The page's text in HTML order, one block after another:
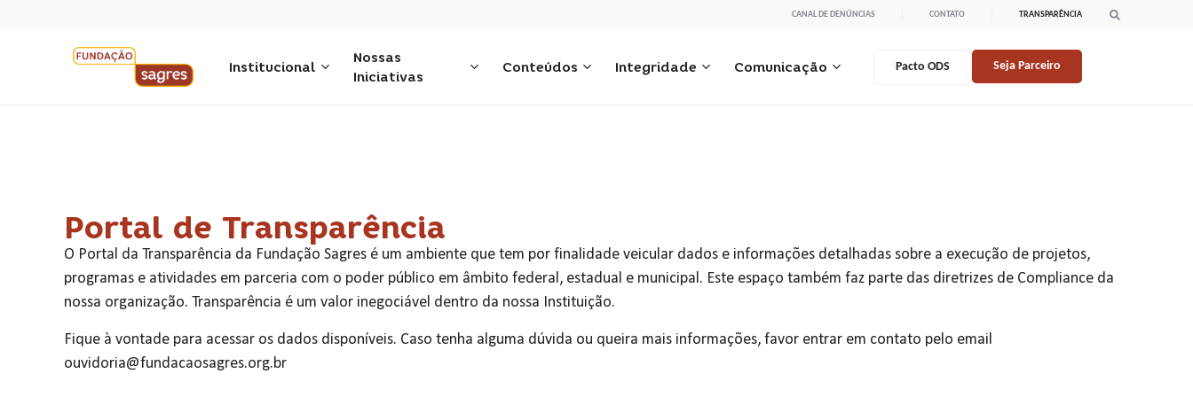
CANAL DE DENÚNCIAS CONTATO TRANSPARÊNCIA
Institucional
Nossas
Iniciativas
Conteúdos Integridade Comunicação Pacto ODS Seja Parceiro
Portal de Transparência
O Portal da Transparência da Fundação Sagres é um ambiente que tem por finalidade veicular dados e informações detalhadas sobre a execução de projetos,
programas e atividades em parceria com o poder público em âmbito federal, estadual e municipal. Este espaço também faz parte das diretrizes de Compliance da
nossa organização. Transparência é um valor inegociável dentro da nossa Instituição.
Fique à vontade para acessar os dados disponíveis. Caso tenha alguma dúvida ou queira mais informações, favor entrar em contato pelo email
ouvidoria@fundacaosagres.org.br